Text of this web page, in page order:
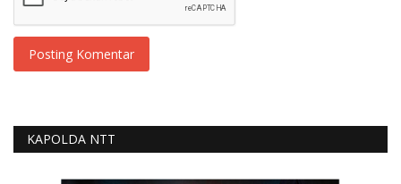
Posting Komentar
KAPOLDA NTT